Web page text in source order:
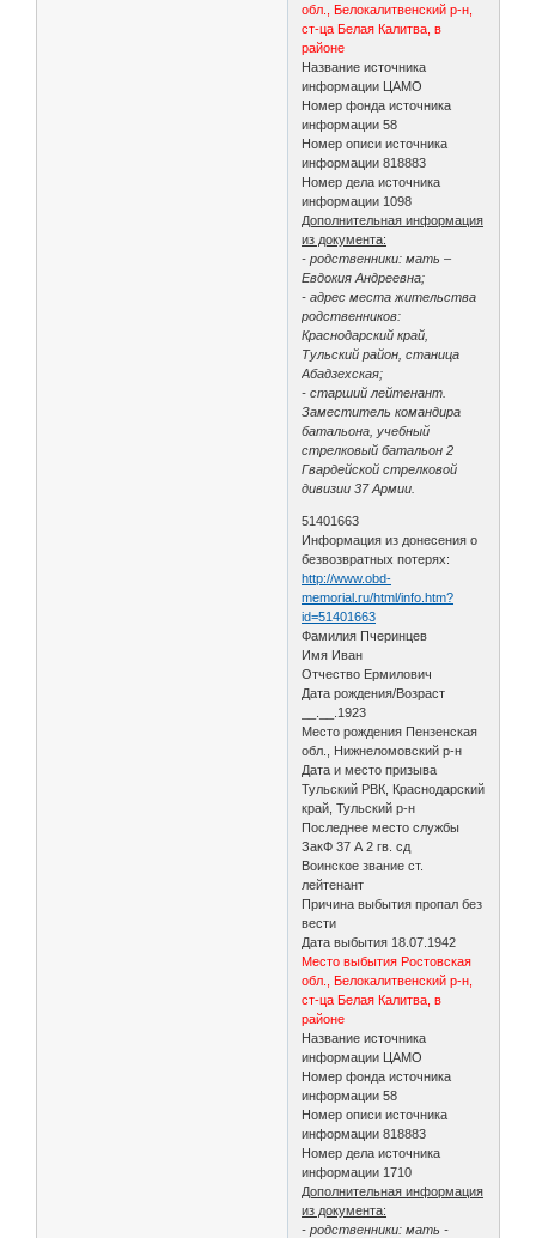
обл., Белокалитвенский р-н,
ст-ца Белая Калитва, в
районе
Название источника
информации ЦАМО
Номер фонда источника
информации 58
Номер описи источника
информации 818883
Номер дела источника
информации 1098
Дополнительная информация
из документа:
- родственники: мать –
Евдокия Андреевна;
- адрес места жительства
родственников:
Краснодарский край,
Тульский район, станица
Абадзехская;
- старший лейтенант.
Заместитель командира
батальона, учебный
стрелковый батальон 2
Гвардейской стрелковой
дивизии 37 Армии.
51401663
Информация из донесения о
безвозвратных потерях:
http://www.obd-
memorial.ru/html/info.htm?
id=51401663
Фамилия Пчеринцев
Имя Иван
Отчество Ермилович
Дата рождения/Возраст
__.__.1923
Место рождения Пензенская
обл., Нижнеломовский р-н
Дата и место призыва
Тульский РВК, Краснодарский
край, Тульский р-н
Последнее место службы
ЗакФ 37 А 2 гв. сд
Воинское звание ст.
лейтенант
Причина выбытия пропал без
вести
Дата выбытия 18.07.1942
Место выбытия Ростовская
обл., Белокалитвенский р-н,
ст-ца Белая Калитва, в
районе
Название источника
информации ЦАМО
Номер фонда источника
информации 58
Номер описи источника
информации 818883
Номер дела источника
информации 1710
Дополнительная информация
из документа:
- родственники: мать -